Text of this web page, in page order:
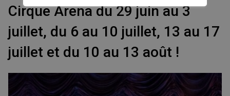
Cirque Arena du 29 juin au 3
juillet, du 6 au 10 juillet, 13 au 17
juillet et du 10 au 13 août !